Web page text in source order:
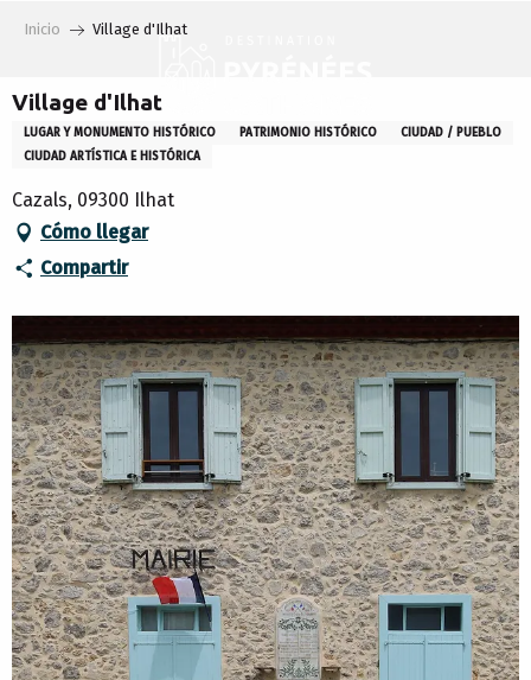
principal
Inicio Village d'Ilhat
Village d'Ilhat
LUGAR Y MONUMENTO HISTÓRICO PATRIMONIO HISTÓRICO
CIUDAD / PUEBLO
CIUDAD ARTÍSTICA E HISTÓRICA
Cazals, 09300 Ilhat
Cómo llegar
Compartir